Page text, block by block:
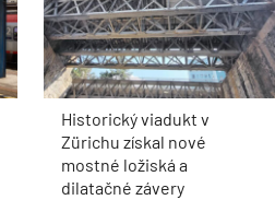
Historický viadukt v
Zürichu získal nové
mostné ložiská a
dilatačné závery